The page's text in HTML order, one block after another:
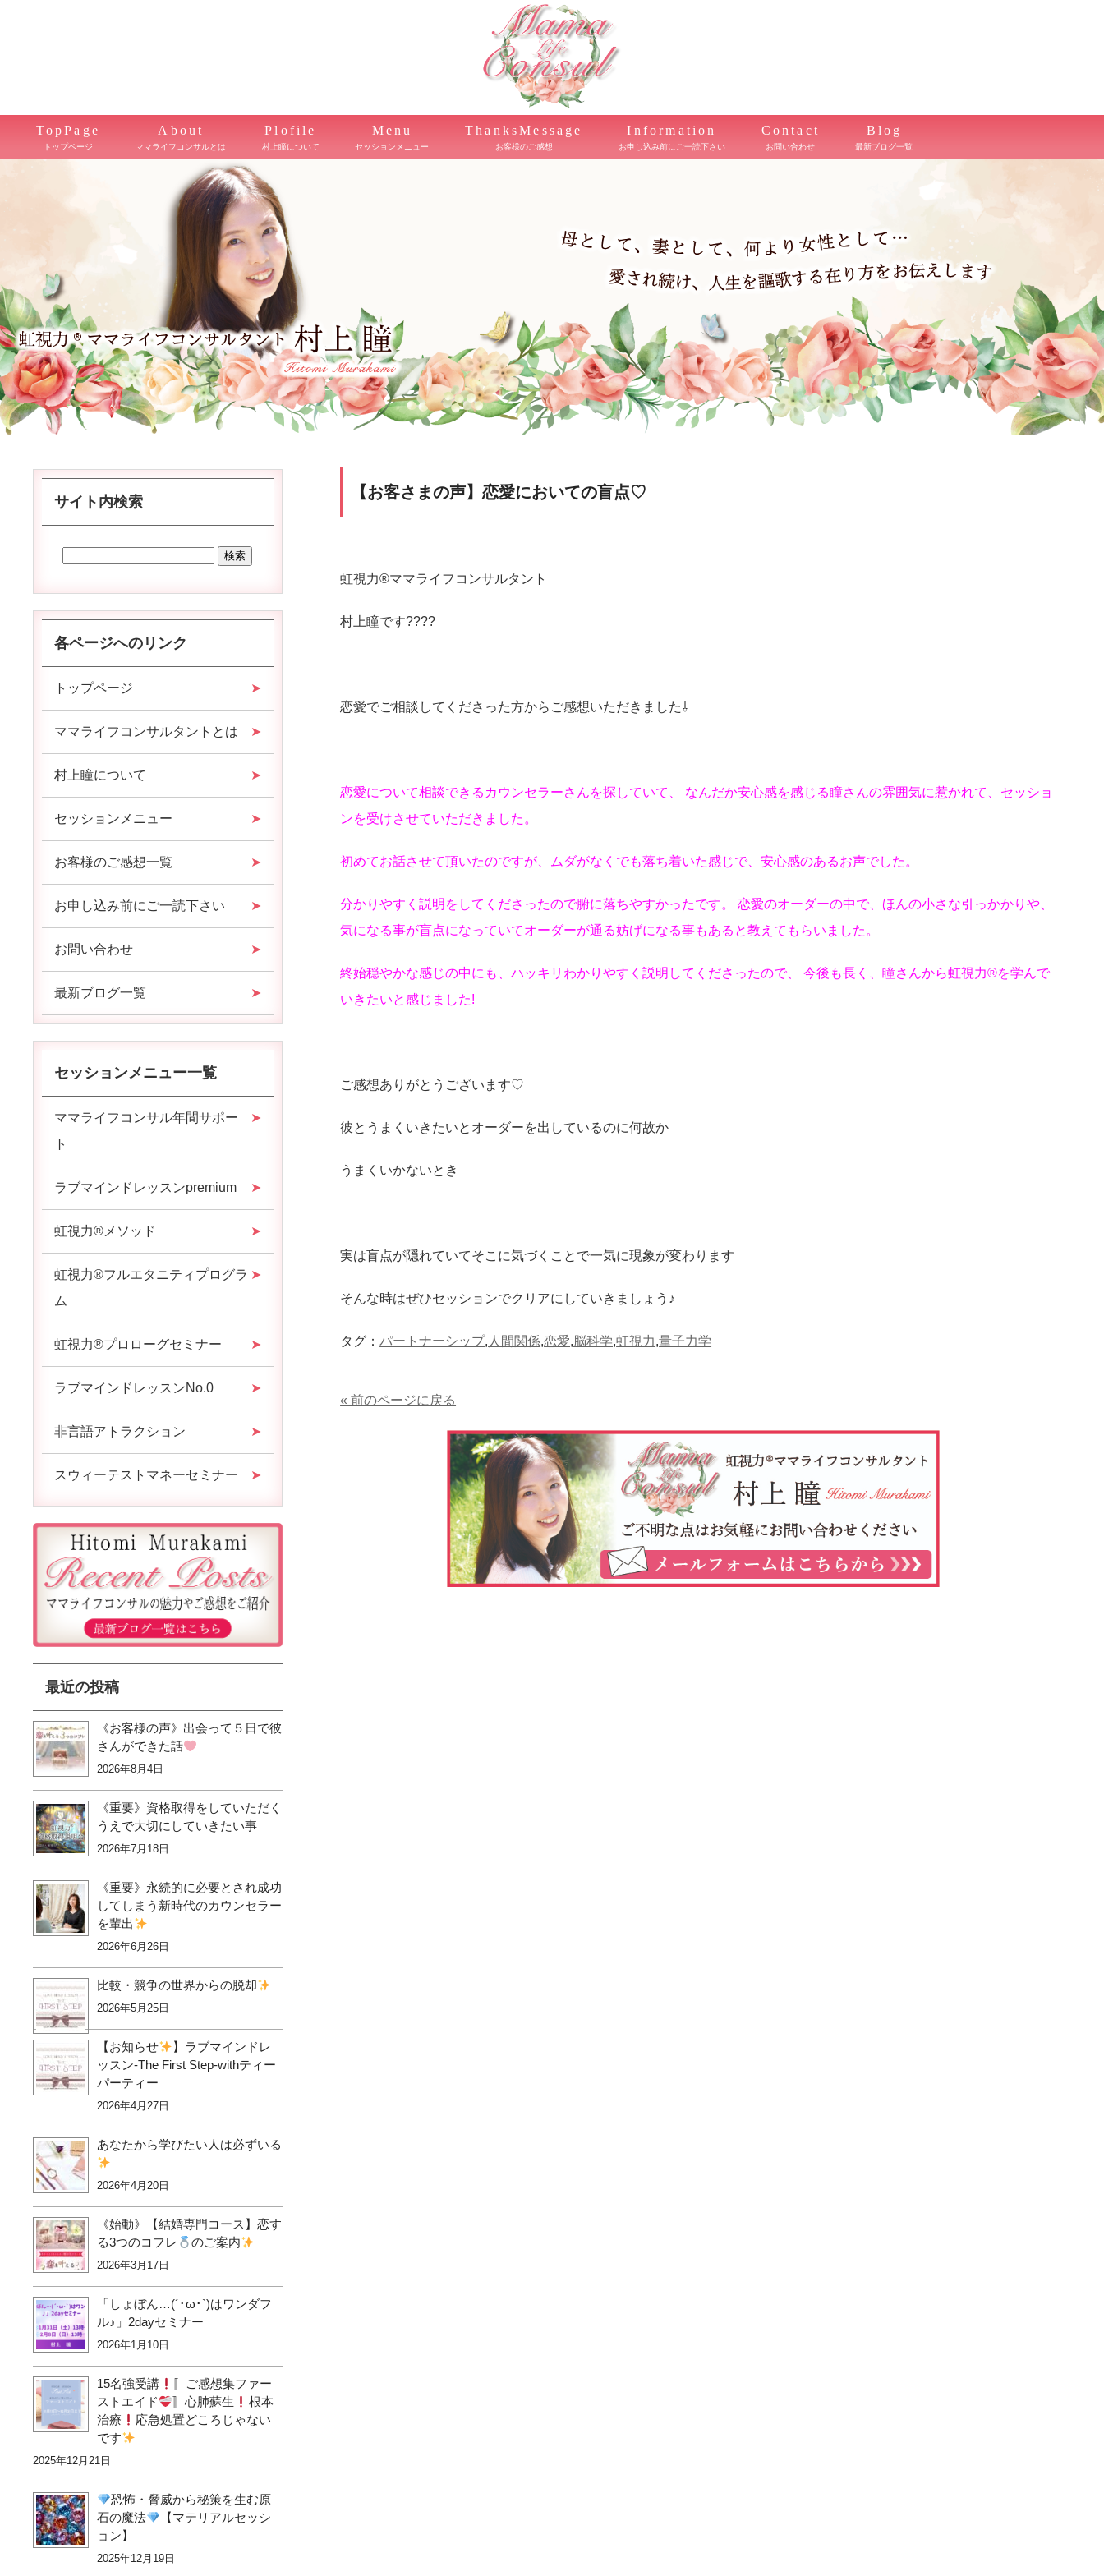
TopPage
トップページ
About
ママライフコンサルとは
Plofile
村上瞳について
Menu
セッションメニュー
ThanksMessage
お客様のご感想
Information
お申し込み前にご一読下さい
Contact
お問い合わせ
Blog
最新ブログ一覧
【お客さまの声】恋愛においての盲点♡
虹視力®︎ママライフコンサルタント
村上瞳です????
恋愛でご相談してくださった方からご感想いただきました⇩
恋愛について相談できるカウンセラーさんを探していて、 なんだか安心感を感じる瞳さんの雰囲気に惹かれて、セッショ
ンを受けさせていただきました。
初めてお話させて頂いたのですが、ムダがなくでも落ち着いた感じで、安心感のあるお声でした。
分かりやすく説明をしてくださったので腑に落ちやすかったです。 恋愛のオーダーの中で、ほんの小さな引っかかりや、
気になる事が盲点になっていてオーダーが通る妨げになる事もあると教えてもらいました。
終始穏やかな感じの中にも、ハッキリわかりやすく説明してくださったので、 今後も長く、瞳さんから虹視力®︎を学んで
いきたいと感じました!
ご感想ありがとうございます♡
彼とうまくいきたいとオーダーを出しているのに何故か
うまくいかないとき
実は盲点が隠れていてそこに気づくことで一気に現象が変わります
そんな時はぜひセッションでクリアにしていきましょう♪
タグ：パートナーシップ, 人間関係,恋愛, 脳科学,虹視力,量子力学
« 前のページに戻る
サイト内検索
各ページへのリンク
トップページ
ママライフコンサルタントとは
村上瞳について
セッションメニュー
お客様のご感想一覧
お申し込み前にご一読下さい
お問い合わせ
最新ブログ一覧
セッションメニュー一覧
ママライフコンサル年間サポー
ト
ラブマインドレッスンpremium
虹視力®︎メソッド
虹視力®︎フルエタニティプログラ
ム
虹視力®︎プロローグセミナー
ラブマインドレッスンNo.0
非言語アトラクション
スウィーテストマネーセミナー
最近の投稿
《お客様の声》出会って５日で彼
さんができた話
2026年8月4日
《重要》資格取得をしていただく
うえで大切にしていきたい事
2026年7月18日
《重要》永続的に必要とされ成功
してしまう新時代のカウンセラー
を輩出
2026年6月26日
比較・競争の世界からの脱却
2026年5月25日
【お知らせ
】ラブマインドレ
ッスン-The First Step-withティー
パーティー
2026年4月27日
あなたから学びたい人は必ずいる
2026年4月20日
《始動》【結婚専門コース】恋す
る3つのコフレ
のご案内
2026年3月17日
「しょぼん…(´･ω･`)はワンダフ
ル♪」2dayセミナー
2026年1月10日
15名強受講
〚ご感想集ファー
ストエイド
〛心肺蘇生
根本
治療
応急処置どころじゃない
です
2025年12月21日
恐怖・脅威から秘策を生む原
石の魔法
【マテリアルセッシ
ョン】
2025年12月19日